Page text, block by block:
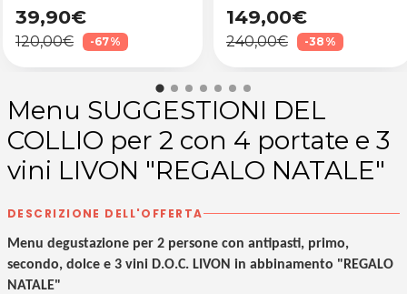
39,90€
120,00€ -67%
149,00€
240,00€ -38%
Menu SUGGESTIONI DEL
COLLIO per 2 con 4 portate e 3
vini LIVON "REGALO NATALE"
DESCRIZIONE DELL'OFFERTA
Menu degustazione per 2 persone con antipasti, primo,
secondo, dolce e 3 vini D.O.C. LIVON in abbinamento "REGALO
NATALE"